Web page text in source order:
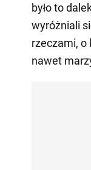
było to
wyróżniali
rzeczami, o
nawet